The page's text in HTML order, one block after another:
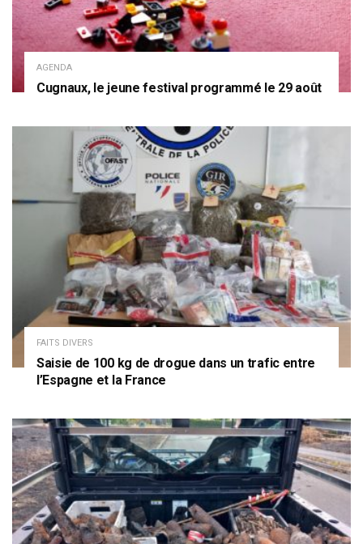
AGENDA
Cugnaux, le jeune festival programmé le 29 août
FAITS DIVERS
Saisie de 100 kg de drogue dans un trafic entre
l’Espagne et la France